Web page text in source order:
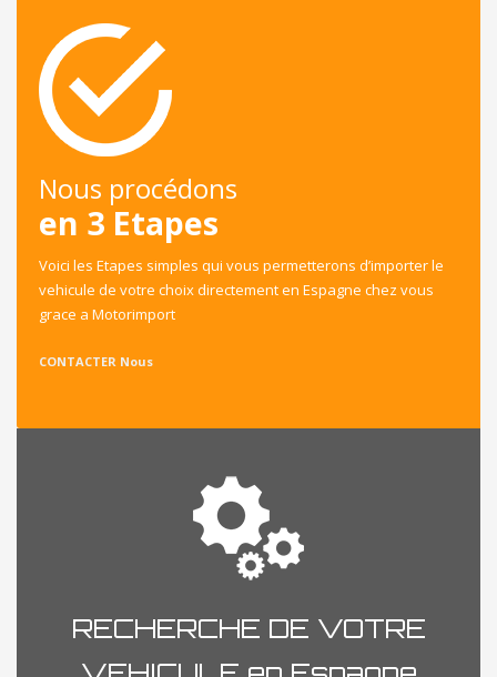
Nous procédons
en 3 Etapes
Voici les Etapes simples qui vous permetterons d’importer le
vehicule de votre choix directement en Espagne chez vous
grace a Motorimport
CONTACTER Nous
RECHERCHE DE VOTRE